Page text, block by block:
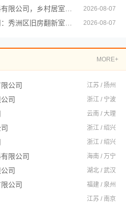
2026-08-07
2026-08-07
MORE+
公司 江苏 / 扬州
司 浙江 / 宁波
云南 / 大理
浙江 / 绍兴
浙江 / 绍兴
限公司 海南 / 万宁
司 湖北 / 武汉
公司 福建 / 泉州
江苏 / 南京